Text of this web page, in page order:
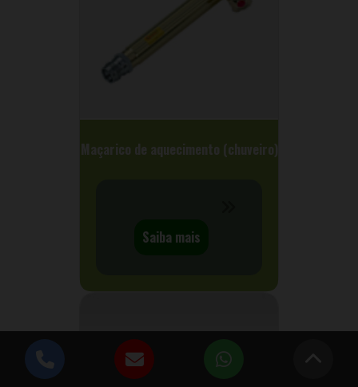
Maçarico de aquecimento (chuveiro)
Saiba mais